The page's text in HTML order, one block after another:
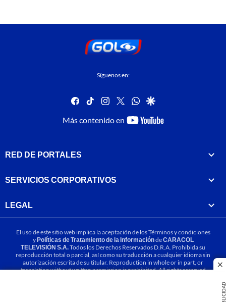
PUBLICIDAD
Síguenos en:
facebook
tiktok instagram
twitterwhatsapp
google
Más contenido en
youtube-
RED DE PORTALES
SERVICIOS CORPORATIVOS
LEGAL
El uso de este sitio web implica la aceptación de losTérminos y condiciones
yPolíticas de Tratamiento de la InformacióndeCARACOL
TELEVISIÓN S.A.Todos los Derechos Reservados D.R.A. Prohibida su
reproducción total o parcial, así como su traducción a cualquier idioma sin
autorización escrita de su titular. Reproduction in whole or in part, or
translation without written permission is prohibited. All rights reserved